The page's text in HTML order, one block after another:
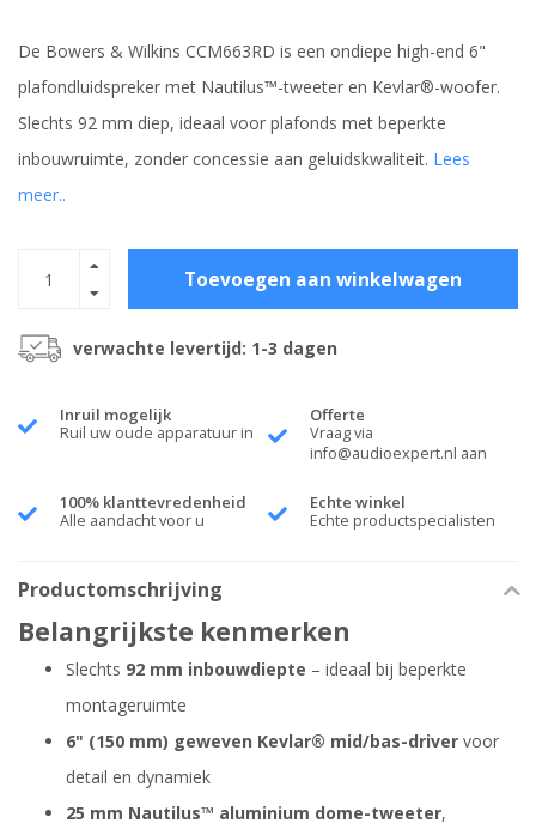
De Bowers & Wilkins CCM663RD is een ondiepe high-end 6"
plafondluidspreker met Nautilus™-tweeter en Kevlar®-woofer.
Slechts 92 mm diep, ideaal voor plafonds met beperkte
inbouwruimte, zonder concessie aan geluidskwaliteit. Lees
meer..
Toevoegen aan winkelwagen
verwachte levertijd: 1-3 dagen
Inruil mogelijk
Ruil uw oude apparatuur in
Offerte
Vraag via
info@audioexpert.nl aan
100% klanttevredenheid
Alle aandacht voor u
Echte winkel
Echte productspecialisten
Productomschrijving
Belangrijkste kenmerken
Slechts 92 mm inbouwdiepte – ideaal bij beperkte
montageruimte
6" (150 mm) geweven Kevlar® mid/bas-driver voor
detail en dynamiek
25 mm Nautilus™ aluminium dome-tweeter,